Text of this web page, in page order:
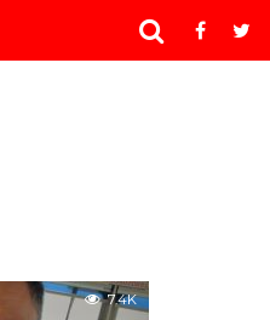
7.4K